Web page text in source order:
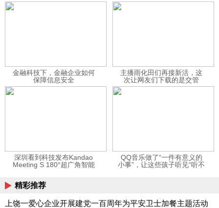
金融科技下，金融企业如何
保障信息安全
主播雨化田们再接新活，这
次让网友们下载的是交管
12123APP
深圳看到科技发布Kandao
Meeting S 180°超广角智能
QQ音乐做了“一件有意义的
小事”，让这些孩子听见“听不
精彩推荐
上饶一爱心企业开展建党一百周年为平安卫士加餐主题活动